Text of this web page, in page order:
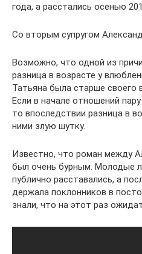
года, а расстались осенью
Со вторым супругом
Возможно, что одной из
разница в возрасте у
Татьяна была старше своего
Если в начале отношений
то впоследствии разница в
ними злую шутку.
Известно, что роман между
был очень бурным. Молодые
публично расставались, а
держала поклонников в
знали, что на этот раз